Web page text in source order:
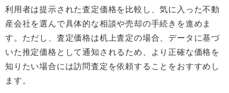
利用者は提示された査定価格を比較し、気に入った不動
産会社を選んで具体的な相談や売却の手続きを進めま
す。ただし、査定価格は机上査定の場合、データに基づ
いた推定価格として通知されるため、より正確な価格を
知りたい場合には訪問査定を依頼することをおすすめし
ます。